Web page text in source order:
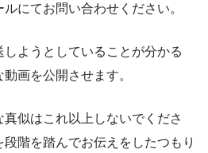
にてお問い合わせください。
ようとしていることが分かる
画を公開させます。
似はこれ以上しないでくださ
階を踏んでお伝えをしたつもり